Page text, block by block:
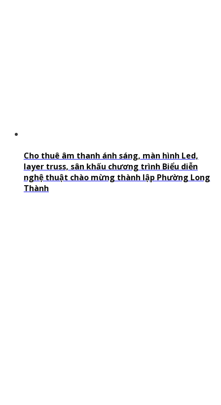
Cho thuê âm thanh ánh sáng, màn hình Led,
layer truss, sân khấu chương trình Biểu diễn
nghệ thuật chào mừng thành lập Phường Long
Thành